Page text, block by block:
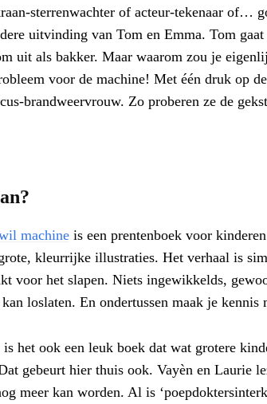
sterrenwachter of acteur-tekenaar of…
uitvinding van Tom en Emma. Tom
uit als bakker. Maar waarom zou je
voor de machine! Met één druk op
brandweervrouw. Zo proberen ze de
machine is een prentenboek voor
kleurrijke illustraties. Het verhaal is
voor het slapen. Niets ingewikkelds,
loslaten. En ondertussen maak je kennis
het ook een leuk boek dat wat grotere
gebeurt hier thuis ook. Vayèn en Laurie
meer kan worden. Al is